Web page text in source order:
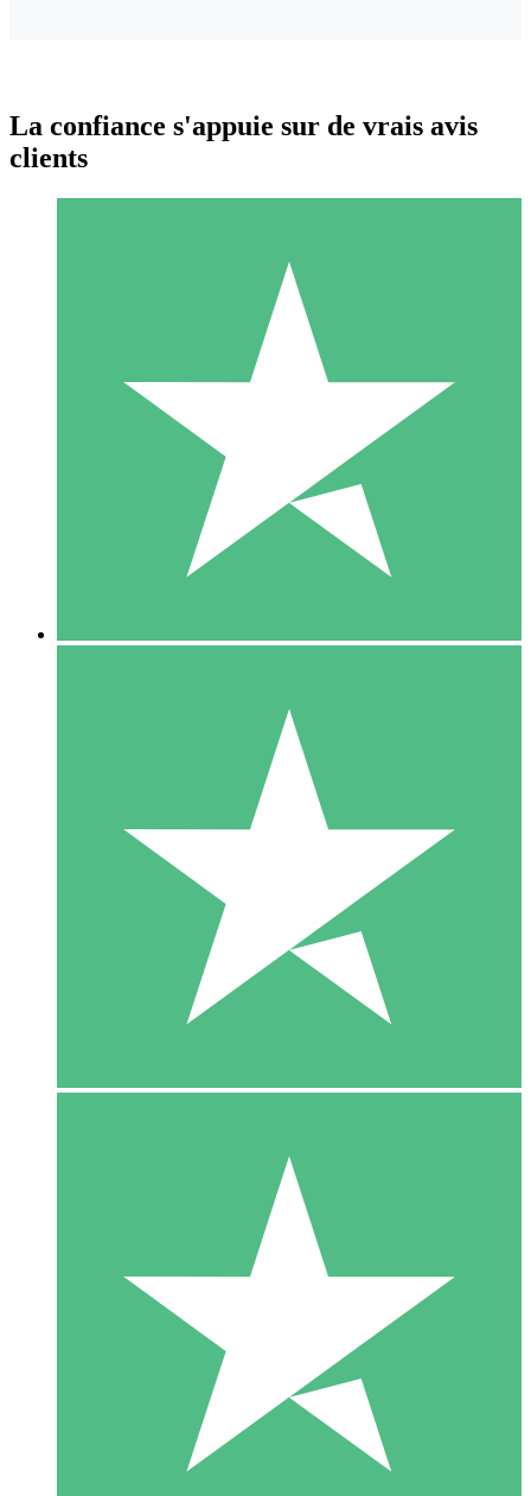
Packs de Crédits Individuels
Payez à l'utilisation avec des crédits de téléchargement. Sans
1 Téléchargement
10 00
10 Téléchargements
20 00
La confiance s'appuie sur de vrais avis
clients